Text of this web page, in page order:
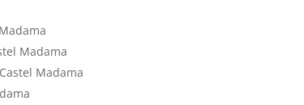
Madama
Madama